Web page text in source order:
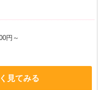
円～
見てみる